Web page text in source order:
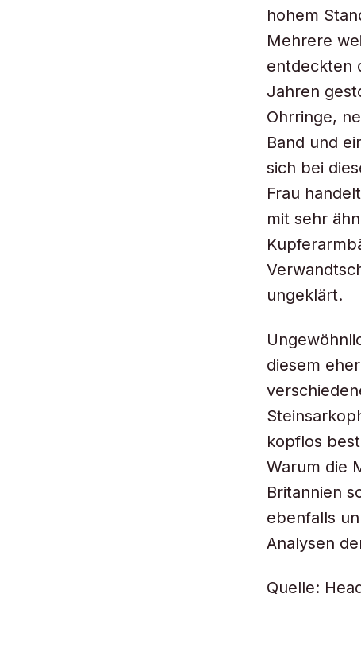
hohem
Mehrere
entdeckten
Jahren
Ohrringe,
Band und
sich bei
Frau
mit sehr
ungeklärt.
diesem
kopflos
Warum die
Britannien
ebenfalls
Analysen
Quelle: